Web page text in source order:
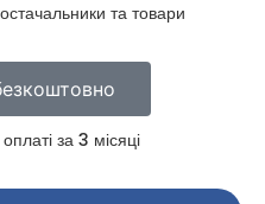
та товари
за 3 місяці